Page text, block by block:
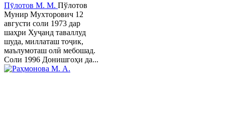
Пӯлотов М. М. Пўлотов
Мунир Мухторович 12
августи соли 1973 дар
шаҳри Хуҷанд таваллуд
шуда, миллаташ тоҷик,
маълумоташ олӣ мебошад.
Соли 1996 Донишгоҳи да...